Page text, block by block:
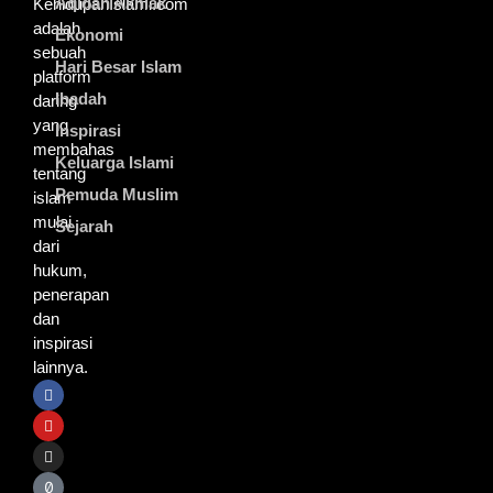
KehidupanIslami.com
adalah
sebuah
platform
daring
yang
membahas
tentang
islam
mulai
dari
hukum,
penerapan
dan
inspirasi
lainnya.
Ekonomi
Hari Besar Islam
Ibadah
Inspirasi
Keluarga Islami
Pemuda Muslim
Sejarah